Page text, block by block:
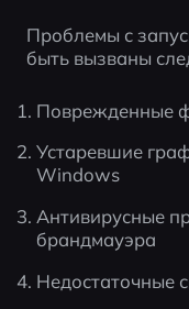
Проблемы с
быть вызваны
Поврежденные
Устаревшие
Windows
Антивирусные
брандмауэра
Недостаточные